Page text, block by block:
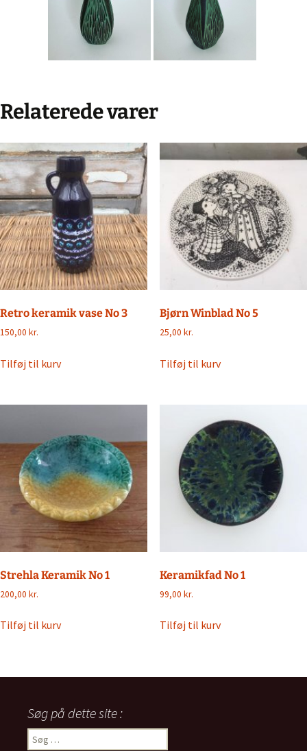
Relaterede varer
Retro keramik vase No 3
150,00 kr.
Tilføj til kurv
Bjørn Winblad No 5
25,00 kr.
Tilføj til kurv
Strehla Keramik No 1
200,00 kr.
Tilføj til kurv
Keramikfad No 1
99,00 kr.
Tilføj til kurv
Søg på dette site :
Søg